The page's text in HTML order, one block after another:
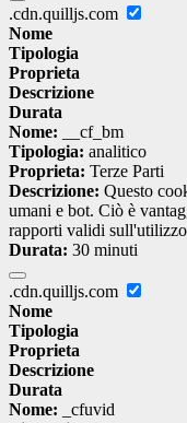
.cdn.quilljs.com
Nome
Tipologia
Proprieta
Descrizione
Durata
Nome: __cf_bm
Tipologia: analitico
Proprieta: Terze Parti
Descrizione: Questo
umani e bot. Ciò è
rapporti validi
Durata: 30 minuti
.cdn.quilljs.com
Nome
Tipologia
Proprieta
Descrizione
Durata
Nome: _cfuvid